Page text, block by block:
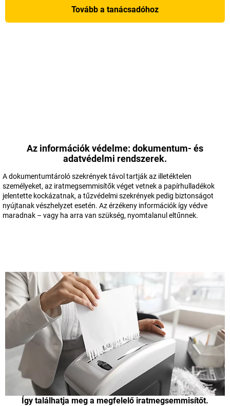
Tovább a tanácsadóhoz
Az információk védelme: dokumentum- és
adatvédelmi rendszerek.
A dokumentumtároló szekrények távol tartják az illetéktelen
személyeket, az iratmegsemmisítők véget vetnek a papírhulladékok
jelentette kockázatnak, a tűzvédelmi szekrények pedig biztonságot
nyújtanak vészhelyzet esetén. Az érzékeny információk így védve
maradnak – vagy ha arra van szükség, nyomtalanul eltűnnek.
Így találhatja meg a megfelelő iratmegsemmisítőt.